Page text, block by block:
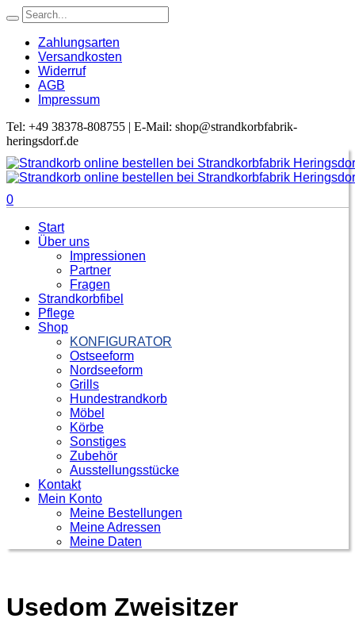
Zahlungsarten
Versandkosten
Widerruf
AGB
Impressum
Tel: +49 38378-808755 | E-Mail: shop@strandkorbfabrik-
heringsdorf.de
0
Start
Über uns
Impressionen
Partner
Fragen
Strandkorbfibel
Pflege
Shop
KONFIGURATOR
Ostseeform
Nordseeform
Grills
Hundestrandkorb
Möbel
Körbe
Sonstiges
Zubehör
Ausstellungsstücke
Kontakt
Mein Konto
Meine Bestellungen
Meine Adressen
Meine Daten
Usedom Zweisitzer